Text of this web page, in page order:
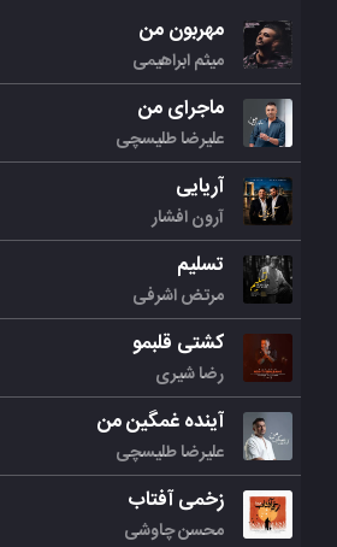
مهربون من
میثم ابراهیمی
ماجرای من
علیرضا طلیسچی
آریایی
آرون افشار
تسلیم
مرتض اشرفی
کشتی قلبمو
رضا شیری
آینده غمگین من
علیرضا طلیسچی
زخمی آفتاب
محسن چاوشی